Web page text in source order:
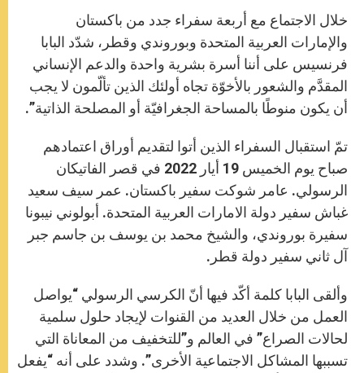
g
e
r
o
k
خلال الاجتماع مع أربعة سفراء جدد من باكستان
والإمارات العربية المتحدة وبوروندي وقطر، شدّد البابا
فرنسيس على أننا أسرة بشرية واحدة والدعم الإنساني
المقدَّم والشعور بالأخوّة تجاه أولئك الذين تألّمون لا يجب
أن يكون منوطًا بالمساحة الجغرافيّة أو المصلحة الذاتية”.
تمّ استقبال السفراء الذين أتوا لتقديم أوراق اعتمادهم
صباح يوم الخميس 19 أيار 2022 في قصر الفاتيكان
الرسولي. عامر شوكت سفير باكستان. عمر سيف سعيد
غباش سفير دولة الامارات العربية المتحدة. أبولوني نيبونا
سفيرة بوروندي، والشيخ محمد بن يوسف بن جاسم جبر
آل ثاني سفير دولة قطر.
وألقى البابا كلمة أكّد فيها أنّ الكرسي الرسولي “يواصل
العمل من خلال العديد من القنوات لإيجاد حلول سلمية
لحالات الصراع” في العالم و”للتخفيف من المعاناة التي
تسببها المشاكل الاجتماعية الأخرى”. وشدد على أنه “يفعل